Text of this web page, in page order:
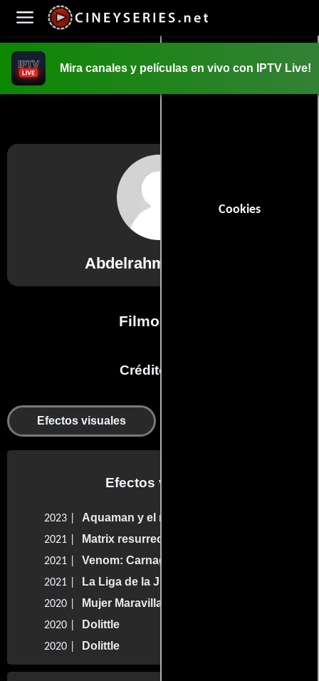
Cookies
Mira canales y películas en vivo con IPTV Live!
Abdelrahman Kubisi
Filmografía
Créditos en:
Efectos visuales
Efectos visuales
2023 | Aquaman y el reino perdido
2021 | Matrix resurrecciones
2021 | Venom: Carnage liberado
2021 | La Liga de la Justicia de Zack Snyder
2020 | Mujer Maravilla 1984
2020 | Dolittle
2020 | Dolittle